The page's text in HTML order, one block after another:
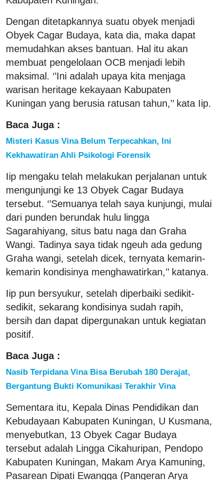
Dengan ditetapkannya suatu obyek menjadi
Obyek Cagar Budaya, kata dia, maka dapat
memudahkan akses bantuan. Hal itu akan
membuat pengelolaan OCB menjadi lebih
maksimal. ‘’Ini adalah upaya kita menjaga
warisan heritage kekayaan Kabupaten
Kuningan yang berusia ratusan tahun,’’ kata Iip.
Baca Juga :
Misteri Kasus Vina Belum Terpecahkan, Ini
Kekhawatiran Ahli Psikologi Forensik
Iip mengaku telah melakukan perjalanan untuk
mengunjungi ke 13 Obyek Cagar Budaya
tersebut. ‘’Semuanya telah saya kunjungi, mulai
dari punden berundak hulu lingga
Sagarahiyang, situs batu naga dan Graha
Wangi. Tadinya saya tidak ngeuh ada gedung
Graha wangi, setelah dicek, ternyata kemarin-
kemarin kondisinya menghawatirkan,’’ katanya.
Iip pun bersyukur, setelah diperbaiki sedikit-
sedikit, sekarang kondisinya sudah rapih,
bersih dan dapat dipergunakan untuk kegiatan
positif.
Baca Juga :
Nasib Terpidana Vina Bisa Berubah 180 Derajat,
Bergantung Bukti Komunikasi Terakhir Vina
Sementara itu, Kepala Dinas Pendidikan dan
Kebudayaan Kabupaten Kuningan, U Kusmana,
menyebutkan, 13 Obyek Cagar Budaya
tersebut adalah Lingga Cikahuripan, Pendopo
Kabupaten Kuningan, Makam Arya Kamuning,
Pasarean Dipati Ewangga (Pangeran Arya